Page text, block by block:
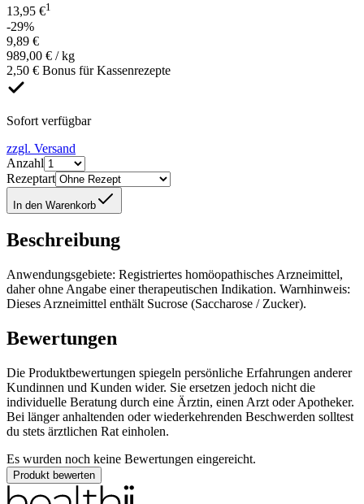
13,95 €1
-29%
9,89 €
989,00 € / kg
2,50 € Bonus für Kassenrezepte
Sofort verfügbar
zzgl. Versand
Anzahl
Rezeptart
In den Warenkorb
Beschreibung
Anwendungsgebiete: Registriertes homöopathisches Arzneimittel,
daher ohne Angabe einer therapeutischen Indikation. Warnhinweis:
Dieses Arzneimittel enthält Sucrose (Saccharose / Zucker).
Bewertungen
Die Produktbewertungen spiegeln persönliche Erfahrungen anderer
Kundinnen und Kunden wider. Sie ersetzen jedoch nicht die
individuelle Beratung durch eine Ärztin, einen Arzt oder Apotheker.
Bei länger anhaltenden oder wiederkehrenden Beschwerden solltest
du stets ärztlichen Rat einholen.
Es wurden noch keine Bewertungen eingereicht.
Produkt bewerten